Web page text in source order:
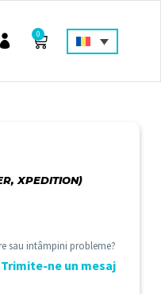
0
XPEDITION)
sau intâmpini probleme?
Trimite-ne un mesaj